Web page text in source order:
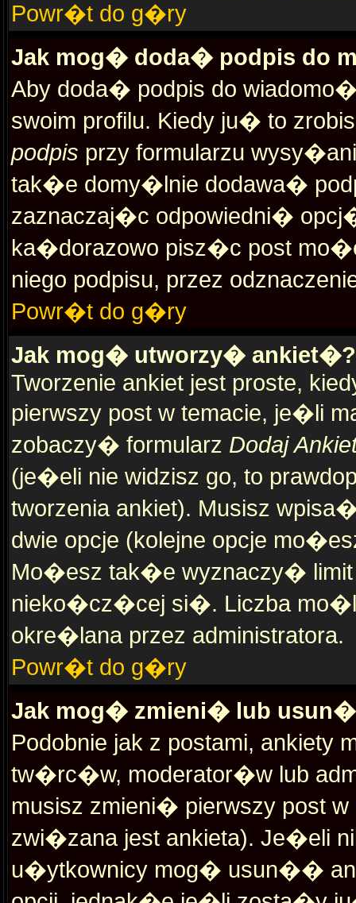
Powr�t do g�ry
Jak mog� doda� podpis do
Aby doda� podpis do
swoim profilu. Kiedy ju� to
podpis przy formularzu
tak�e domy�lnie dodawa�
zaznaczaj�c odpowiedni�
ka�dorazowo pisz�c post
niego podpisu, przez
Powr�t do g�ry
Jak mog� utworzy� ankiet�?
Tworzenie ankiet jest proste,
pierwszy post w temacie, je�li
zobaczy� formularz Dodaj
(je�eli nie widzisz go, to
tworzenia ankiet). Musisz
dwie opcje (kolejne opcje
Mo�esz tak�e wyznaczy� limit
nieko�cz�cej si�. Liczba
okre�lana przez administratora.
Powr�t do g�ry
Jak mog� zmieni� lub
Podobnie jak z postami,
tw�rc�w, moderator�w lub
musisz zmieni� pierwszy post
zwi�zana jest ankieta). Je�eli
u�ytkownicy mog� usun��